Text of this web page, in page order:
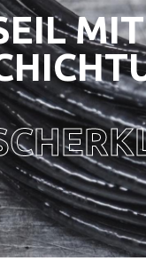
MIT